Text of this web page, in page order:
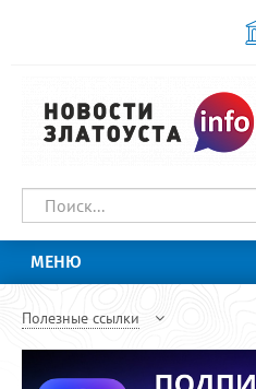
МЕНЮ
Полезные ссылки